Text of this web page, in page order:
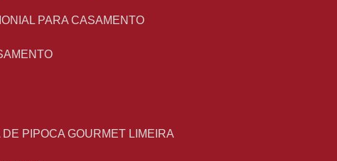
PARA CASAMENTO
DE PIPOCA GOURMET LIMEIRA